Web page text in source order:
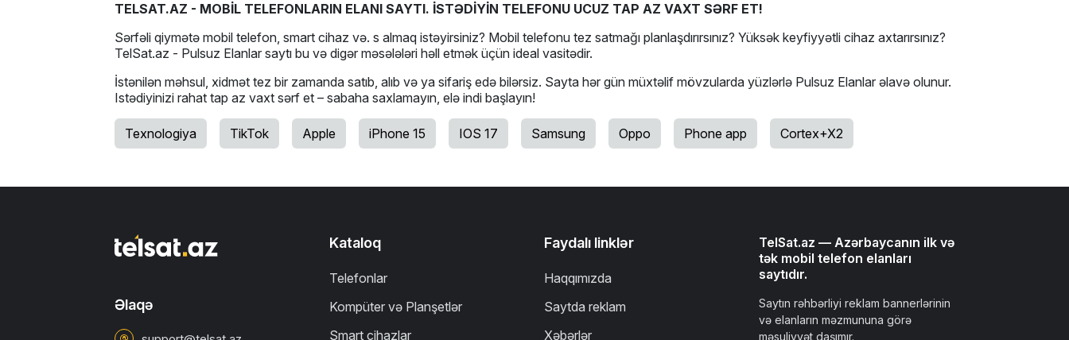
TELSAT.AZ - MOBİL TELEFONLARIN ELANI SAYTI. İSTƏDİYİN TELEFONU UCUZ TAP AZ VAXT SƏRF ET!
Sərfəli qiymətə mobil telefon, smart cihaz və. s almaq istəyirsiniz? Mobil telefonu tez satmağı planlaşdırırsınız? Yüksək keyfiyyətli cihaz axtarırsınız?
TelSat.az - Pulsuz Elanlar saytı bu və digər məsələləri həll etmək üçün ideal vasitədir.
İstənilən məhsul, xidmət tez bir zamanda satıb, alıb və ya sifariş edə bilərsiz. Sayta hər gün müxtəlif mövzularda yüzlərlə Pulsuz Elanlar əlavə olunur.
Istədiyinizi rahat tap az vaxt sərf et – sabaha saxlamayın, elə indi başlayın!
Texnologiya TikTok Apple iPhone 15 IOS 17 Samsung Oppo Phone app Cortex+X2
Əlaqə
Kataloq
Telefonlar
Kompüter və Planşetlər
Smart cihazlar
Faydalı linklər
Haqqımızda
Saytda reklam
Xəbərlər
TelSat.az — Azərbaycanın ilk və
tək mobil telefon elanları
saytıdır.
Saytın rəhbərliyi reklam bannerlərinin
və elanların məzmununa görə
məsuliyyət daşımır.